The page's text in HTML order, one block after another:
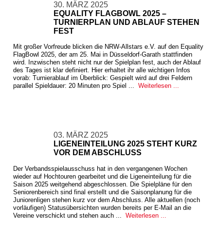
30. MÄRZ 2025
EQUALITY FLAGBOWL 2025 –
TURNIERPLAN UND ABLAUF STEHEN
FEST
Mit großer Vorfreude blicken die NRW-Allstars e.V. auf den Equality
FlagBowl 2025, der am 25. Mai in Düsseldorf-Garath stattfinden
wird. Inzwischen steht nicht nur der Spielplan fest, auch der Ablauf
des Tages ist klar definiert. Hier erhaltet ihr alle wichtigen Infos
vorab: Turnierablauf im Überblick: Gespielt wird auf drei Feldern
parallel Spieldauer: 20 Minuten pro Spiel ... Weiterlesen ...
03. MÄRZ 2025
LIGENEINTEILUNG 2025 STEHT KURZ
VOR DEM ABSCHLUSS
Der Verbandsspielausschuss hat in den vergangenen Wochen
wieder auf Hochtouren gearbeitet und die Ligeneinteilung für die
Saison 2025 weitgehend abgeschlossen. Die Spielpläne für den
Seniorenbereich sind final erstellt und die Saisonplanung für die
Juniorenligen stehen kurz vor dem Abschluss. Alle aktuellen (noch
vorläufigen) Statusübersichten wurden bereits per E-Mail an die
Vereine verschickt und stehen auch ... Weiterlesen ...